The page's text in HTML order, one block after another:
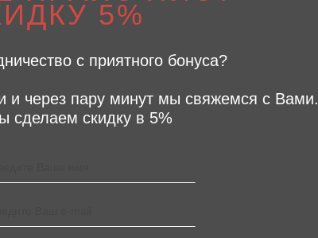
5%
с приятного бонуса?
и через пару минут мы свяжемся с Вами.
сделаем скидку в 5%